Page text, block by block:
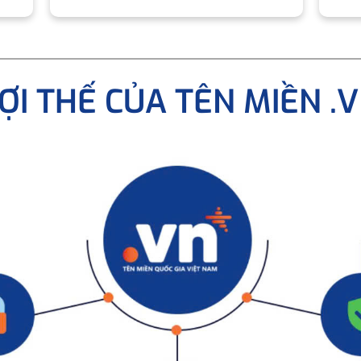
THẾ CỦA TÊN MIỀN